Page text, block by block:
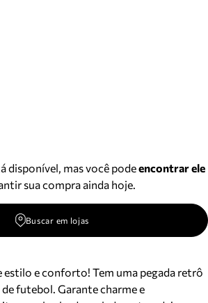
disponível, mas você podeencontrar ele
sua compra ainda hoje.
Buscar em lojas
estilo e conforto! Tem uma pegada retrô
futebol. Garante charme e